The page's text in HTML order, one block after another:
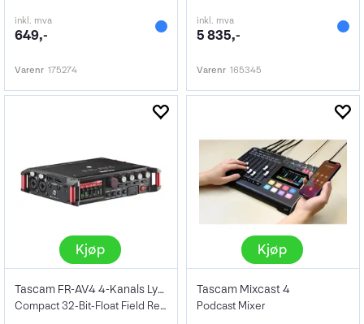
inkl. mva
649,-
Varenr 175274
inkl. mva
5 835,-
Varenr 165345
Kjøp
Tascam FR-AV4 4-Kanals Lydopptaker
Compact 32-Bit-Float Field Recorder
Kjøp
Tascam Mixcast 4
Podcast Mixer